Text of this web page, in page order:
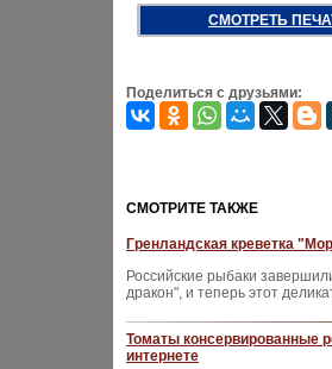
СМОТРЕТЬ
Поделиться с друзьями:
CМОТРИТЕ ТАКЖЕ
Гренландская креветка
Российские рыбаки
дракон", и теперь этот
Томаты консервированные
интернете